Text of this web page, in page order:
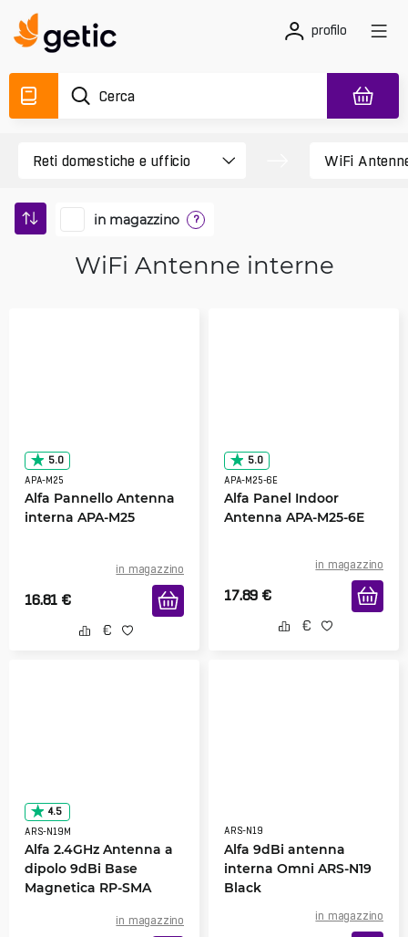
profilo
in magazzino ?
WiFi Antenne interne
5.0
APA-M25
Alfa Pannello Antenna
interna APA-M25
in magazzino
16.81 €
5.0
APA-M25-6E
Alfa Panel Indoor
Antenna APA-M25-6E
in magazzino
17.89 €
4.5
ARS-N19M
Alfa 2.4GHz Antenna a
dipolo 9dBi Base
Magnetica RP-SMA
in magazzino
ARS-N19
Alfa 9dBi antenna
interna Omni ARS-N19
Black
in magazzino